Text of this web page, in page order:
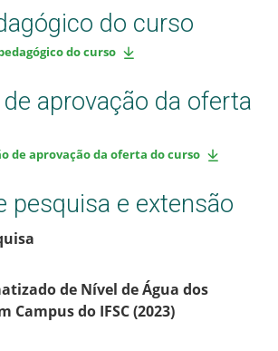
do curso
do curso
aprovação da oferta
de aprovação da oferta do curso
pesquisa e extensão
de Nível de Água dos
Campus do IFSC (2023)